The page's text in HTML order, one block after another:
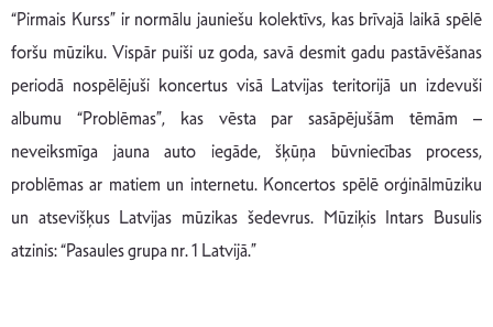
“Pirmais Kurss” ir normālu jauniešu kolektīvs, kas brīvajā laikā spēlē
foršu mūziku. Vispār puiši uz goda, savā desmit gadu pastāvēšanas
periodā nospēlējuši koncertus visā Latvijas teritorijā un izdevuši
albumu “Problēmas”, kas vēsta par sasāpējušām tēmām –
neveiksmīga jauna auto iegāde, šķūņa būvniecības process,
problēmas ar matiem un internetu. Koncertos spēlē orģinālmūziku
un atsevišķus Latvijas mūzikas šedevrus. Mūziķis Intars Busulis
atzinis: “Pasaules grupa nr. 1 Latvijā.”